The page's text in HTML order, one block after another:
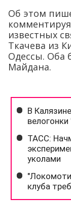
Об этом
известных
Ткачева из
Одессы. Оба
Майдана.